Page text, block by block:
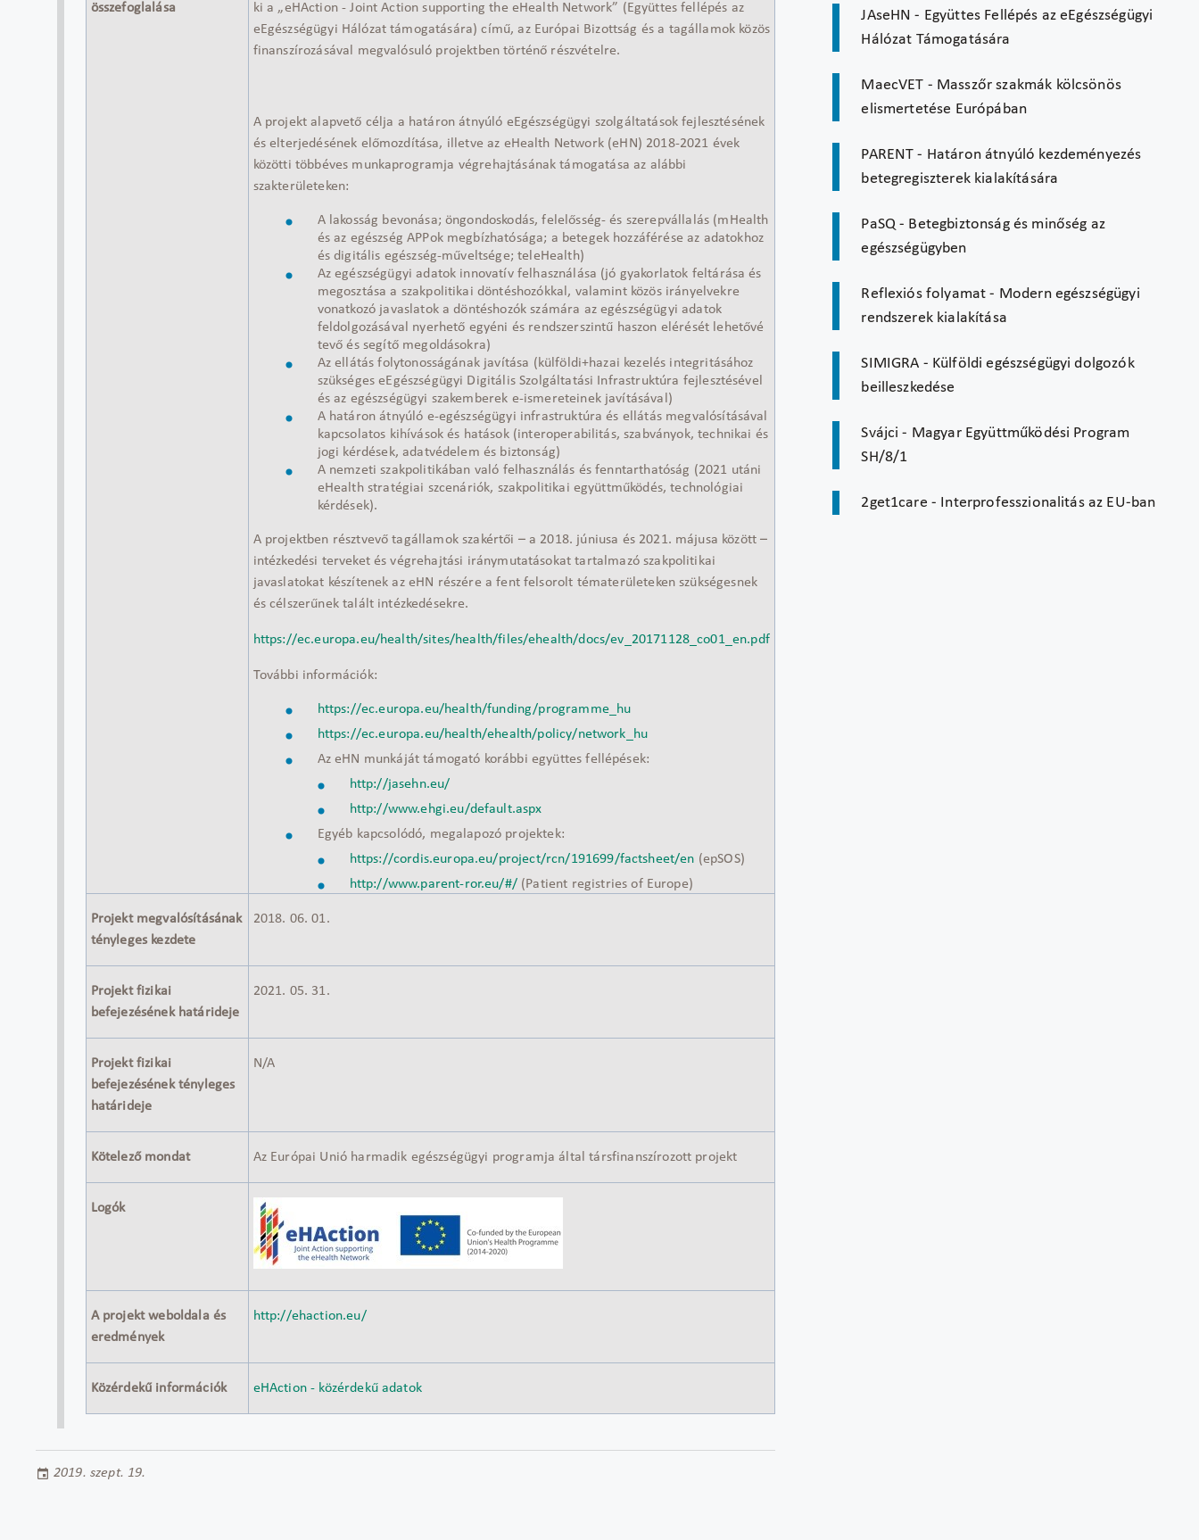
összefoglalása
ki a „eHAction - Joint Action supporting the eHealth Network” (Együttes fellépés az
eEgészségügyi Hálózat támogatására) című, az Európai Bizottság és a tagállamok közös
finanszírozásával megvalósuló projektben történő részvételre.
A projekt alapvető célja a határon átnyúló eEgészségügyi szolgáltatások fejlesztésének
és elterjedésének előmozdítása, illetve az eHealth Network (eHN) 2018-2021 évek
közötti többéves munkaprogramja végrehajtásának támogatása az alábbi
szakterületeken:
A lakosság bevonása; öngondoskodás, felelősség- és szerepvállalás (mHealth
és az egészség APPok megbízhatósága; a betegek hozzáférése az adatokhoz
és digitális egészség-műveltsége; teleHealth)
Az egészségügyi adatok innovatív felhasználása (jó gyakorlatok feltárása és
megosztása a szakpolitikai döntéshozókkal, valamint közös irányelvekre
vonatkozó javaslatok a döntéshozók számára az egészségügyi adatok
feldolgozásával nyerhető egyéni és rendszerszintű haszon elérését lehetővé
tevő és segítő megoldásokra)
Az ellátás folytonosságának javítása (külföldi+hazai kezelés integritásához
szükséges eEgészségügyi Digitális Szolgáltatási Infrastruktúra fejlesztésével
és az egészségügyi szakemberek e-ismereteinek javításával)
A határon átnyúló e-egészségügyi infrastruktúra és ellátás megvalósításával
kapcsolatos kihívások és hatások (interoperabilitás, szabványok, technikai és
jogi kérdések, adatvédelem és biztonság)
A nemzeti szakpolitikában való felhasználás és fenntarthatóság (2021 utáni
eHealth stratégiai szcenáriók, szakpolitikai együttműködés, technológiai
kérdések).
A projektben résztvevő tagállamok szakértői – a 2018. júniusa és 2021. májusa között –
intézkedési terveket és végrehajtási iránymutatásokat tartalmazó szakpolitikai
javaslatokat készítenek az eHN részére a fent felsorolt tématerületeken szükségesnek
és célszerűnek talált intézkedésekre.
https://ec.europa.eu/health/sites/health/files/ehealth/docs/ev_20171128_co01_en.pdf
További információk:
https://ec.europa.eu/health/funding/programme_hu
https://ec.europa.eu/health/ehealth/policy/network_hu
Az eHN munkáját támogató korábbi együttes fellépések:
http://jasehn.eu/
http://www.ehgi.eu/default.aspx
Egyéb kapcsolódó, megalapozó projektek:
https://cordis.europa.eu/project/rcn/191699/factsheet/en (epSOS)
http://www.parent-ror.eu/#/(Patient registries of Europe)
Projekt megvalósításának
tényleges kezdete
2018. 06. 01.
Projekt fizikai
befejezésének határideje
2021. 05. 31.
Projekt fizikai
befejezésének tényleges
határideje
N/A
Kötelező mondat Az Európai Unió harmadik egészségügyi programja által társfinanszírozott projekt
Logók
A projekt weboldala és
eredmények
http://ehaction.eu/
Közérdekű információk eHAction - közérdekű adatok
2019. szept. 19.
JAseHN - Együttes Fellépés az eEgészségügyi
Hálózat Támogatására
MaecVET - Masszőr szakmák kölcsönös
elismertetése Európában
PARENT - Határon átnyúló kezdeményezés
betegregiszterek kialakítására
PaSQ - Betegbiztonság és minőség az
egészségügyben
Reflexiós folyamat - Modern egészségügyi
rendszerek kialakítása
SIMIGRA - Külföldi egészségügyi dolgozók
beilleszkedése
Svájci - Magyar Együttműködési Program
SH/8/1
2get1care - Interprofesszionalitás az EU-ban